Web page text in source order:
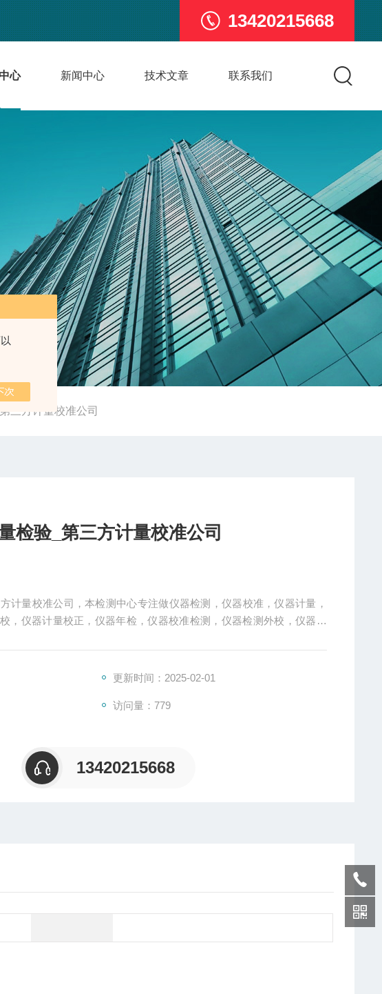
13420215668
心 新闻中心 技术文章 联系我们
三方计量校准公司
检验_第三方计量校准公司
计量校准公司，本检测中心专注做仪器检测，仪器校准，仪器计量，
，仪器计量校正，仪器年检，仪器校准检测，仪器检测外校，仪器校
更新时间：2025-02-01
访问量：779
13420215668